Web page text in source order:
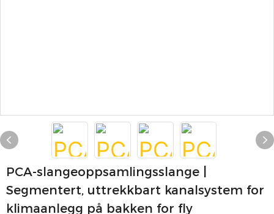
PCA-slangeoppsamlingsslange |
Segmentert, uttrekkbart kanalsystem for
klimaanlegg på bakken for fly